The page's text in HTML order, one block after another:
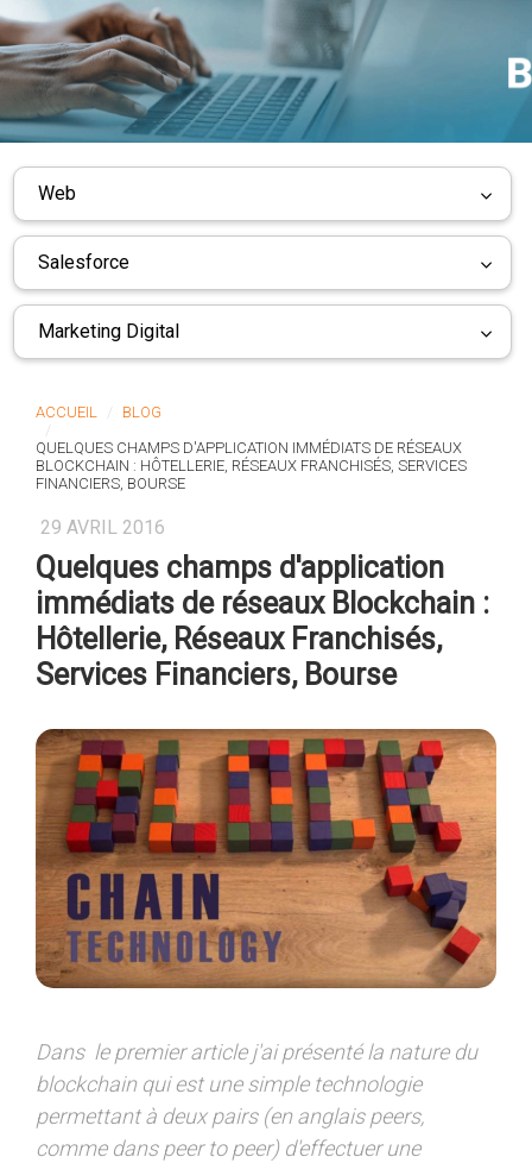
Web
Salesforce
Marketing Digital
ACCUEIL
BLOG
QUELQUES CHAMPS D'APPLICATION IMMÉDIATS DE RÉSEAUX
BLOCKCHAIN : HÔTELLERIE, RÉSEAUX FRANCHISÉS, SERVICES
FINANCIERS, BOURSE
29 AVRIL 2016
Quelques champs d'application
immédiats de réseaux Blockchain :
Hôtellerie, Réseaux Franchisés,
Services Financiers, Bourse
Dans le premier article j'ai présenté la nature du
blockchain qui est une simple technologie
permettant à deux pairs (en anglais peers,
comme dans peer to peer) d'effectuer une